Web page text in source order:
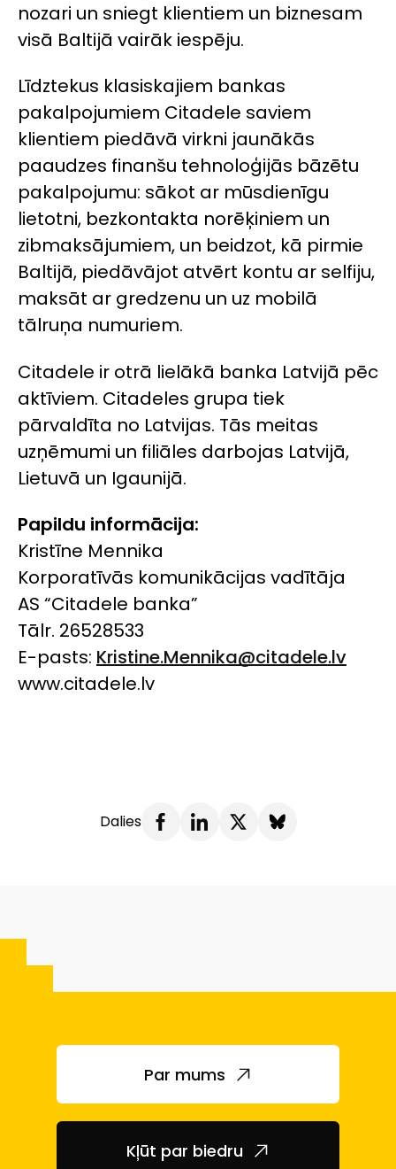
nozari un sniegt klientiem un biznesam
visā Baltijā vairāk iespēju.
Līdztekus klasiskajiem bankas
pakalpojumiem Citadele saviem
klientiem piedāvā virkni jaunākās
paaudzes finanšu tehnoloģijās bāzētu
pakalpojumu: sākot ar mūsdienīgu
lietotni, bezkontakta norēķiniem un
zibmaksājumiem, un beidzot, kā pirmie
Baltijā, piedāvājot atvērt kontu ar selfiju,
maksāt ar gredzenu un uz mobilā
tālruņa numuriem.
Citadele ir otrā lielākā banka Latvijā pēc
aktīviem. Citadeles grupa tiek
pārvaldīta no Latvijas. Tās meitas
uzņēmumi un filiāles darbojas Latvijā,
Lietuvā un Igaunijā.
Papildu informācija:
Kristīne Mennika
Korporatīvās komunikācijas vadītāja
AS “Citadele banka”
Tālr. 26528533
E-pasts: Kristine.Mennika@citadele.lv
www.citadele.lv
Dalies
Par mums
Kļūt par biedru